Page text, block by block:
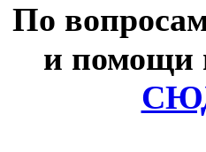
По
и помощи